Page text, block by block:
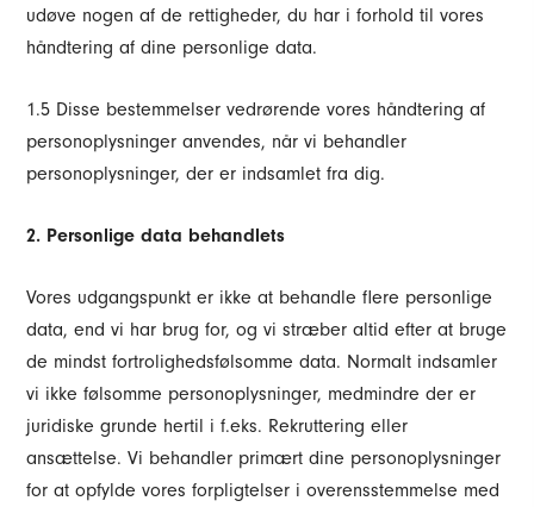
udøve nogen af de rettigheder, du har i forhold til vores
håndtering af dine personlige data.
1.5 Disse bestemmelser vedrørende vores håndtering af
personoplysninger anvendes, når vi behandler
personoplysninger, der er indsamlet fra dig.
2. Personlige data behandlets
Vores udgangspunkt er ikke at behandle flere personlige
data, end vi har brug for, og vi stræber altid efter at bruge
de mindst fortrolighedsfølsomme data. Normalt indsamler
vi ikke følsomme personoplysninger, medmindre der er
juridiske grunde hertil i f.eks. Rekruttering eller
ansættelse. Vi behandler primært dine personoplysninger
for at opfylde vores forpligtelser i overensstemmelse med